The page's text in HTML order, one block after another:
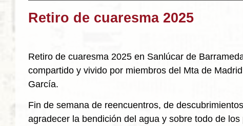
Retiro de cuaresma 2025
Retiro de cuaresma 2025 en Sanlúcar de
compartido y vivido por miembros del Mta de
García.
Fin de semana de reencuentros, de
agradecer la bendición del agua y sobre todo de